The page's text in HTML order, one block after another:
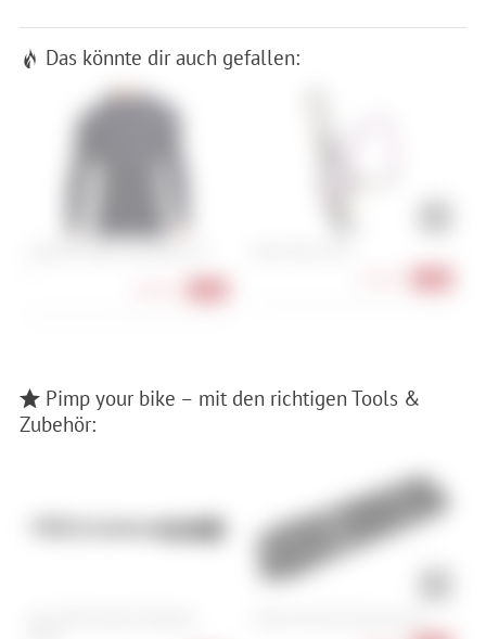
Das könnte dir auch gefallen:
Pimp your bike – mit den richtigen Tools &
Zubehör: